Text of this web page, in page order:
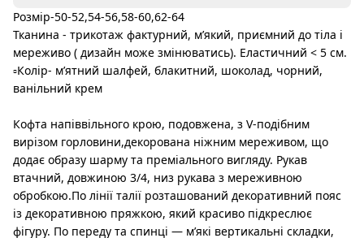
Розмір-50-52,54-56,58-60,62-64
Тканина - трикотаж фактурний, мʼякий, приємний до тіла і
мереживо ( дизайн може змінюватись). Еластичний < 5 см.
▫️Колір- мʼятний шалфей, блакитний, шоколад, чорний,
ванільний крем
Кофта напіввільного крою, подовжена, з V-подібним
вирізом горловини,декорована ніжним мереживом, що
додає образу шарму та преміального вигляду. Рукав
втачний, довжиною 3/4, низ рукава з мереживною
обробкою.По лінії талії розташований декоративний пояс
із декоративною пряжкою, який красиво підкреслює
фігуру. По переду та спинці — м’які вертикальні складки,